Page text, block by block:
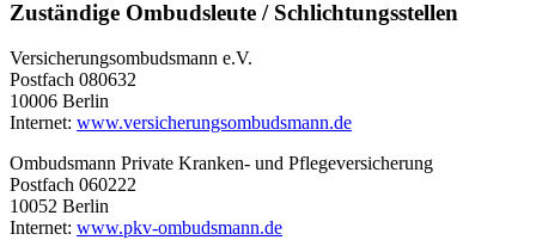
Zuständige Ombudsleute / Schlichtungsstellen
Versicherungsombudsmann e.V.
Postfach 080632
10006 Berlin
Internet: www.versicherungsombudsmann.de
Ombudsmann Private Kranken- und Pflegeversicherung
Postfach 060222
10052 Berlin
Internet: www.pkv-ombudsmann.de